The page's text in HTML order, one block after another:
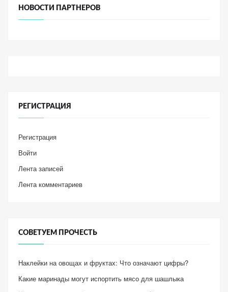
НОВОСТИ ПАРТНЕРОВ
РЕГИСТРАЦИЯ
Регистрация
Войти
Лента записей
Лента комментариев
СОВЕТУЕМ ПРОЧЕСТЬ
Наклейки на овощах и фруктах: Что означают цифры?
Какие маринады могут испортить мясо для шашлыка